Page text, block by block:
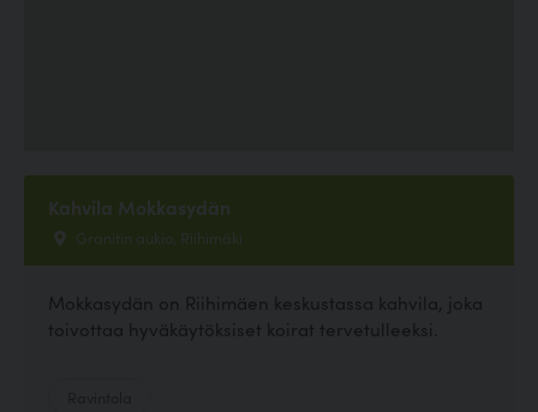
Kahvila Mokkasydän
Granitin aukio, Riihimäki
Mokkasydän on Riihimäen keskustassa kahvila, joka
toivottaa hyväkäytöksiset koirat tervetulleeksi.